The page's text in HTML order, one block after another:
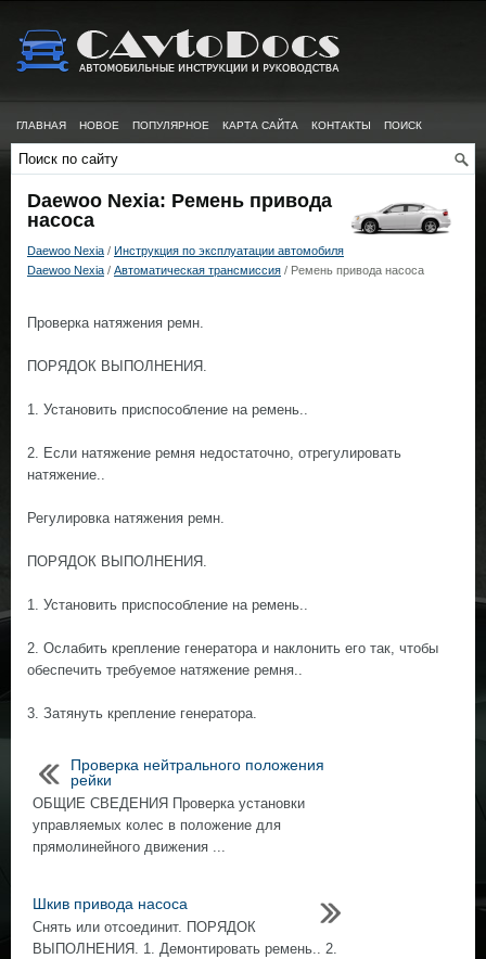
ГЛАВНАЯ НОВОЕ ПОПУЛЯРНОЕ КАРТА САЙТА КОНТАКТЫ ПОИСК
Daewoo Nexia: Ремень привода
насоса
Daewoo Nexia / Инструкция по эксплуатации автомобиля
Daewoo Nexia / Автоматическая трансмиссия / Ремень привода насоса
Проверка натяжения ремн.
ПОРЯДОК ВЫПОЛНЕНИЯ.
1. Установить приспособление на ремень..
2. Если натяжение ремня недостаточно, отрегулировать
натяжение..
Регулировка натяжения ремн.
ПОРЯДОК ВЫПОЛНЕНИЯ.
1. Установить приспособление на ремень..
2. Ослабить крепление генератора и наклонить его так, чтобы
обеспечить требуемое натяжение ремня..
3. Затянуть крепление генератора.
Проверка нейтрального положения
рейки
ОБЩИЕ СВЕДЕНИЯ Проверка установки
управляемых колес в положение для
прямолинейного движения ...
Шкив привода насоса
Снять или отсоединит. ПОРЯДОК
ВЫПОЛНЕНИЯ. 1. Демонтировать ремень.. 2.